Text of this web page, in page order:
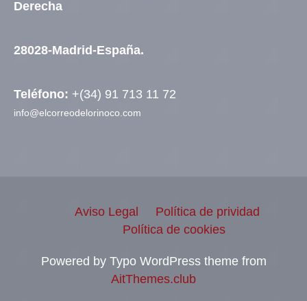
Derecha
28028-Madrid-España.
Teléfono: +(34) 91 713 11 72
info@elcorreodelorinoco.com
Aviso Legal
Política de prividad
Política de cookies
Powered by Typo WordPress theme from
AitThemes.club